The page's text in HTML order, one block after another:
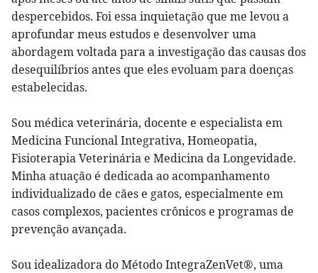
despercebidos. Foi essa inquietação que me levou a
aprofundar meus estudos e desenvolver uma
abordagem voltada para a investigação das causas dos
desequilíbrios antes que eles evoluam para doenças
estabelecidas.
Sou médica veterinária, docente e especialista em
Medicina Funcional Integrativa, Homeopatia,
Fisioterapia Veterinária e Medicina da Longevidade.
Minha atuação é dedicada ao acompanhamento
individualizado de cães e gatos, especialmente em
casos complexos, pacientes crônicos e programas de
prevenção avançada.
Sou idealizadora do Método IntegraZenVet®, uma